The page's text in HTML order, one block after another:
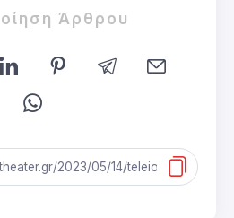
Άρθρου